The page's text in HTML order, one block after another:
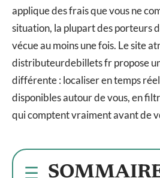
applique des frais que vous ne
situation, la plupart des porteurs
vécue au moins une fois. Le site
distributeurdebillets fr propose
différente : localiser en temps
disponibles autour de vous, en
qui comptent vraiment avant de